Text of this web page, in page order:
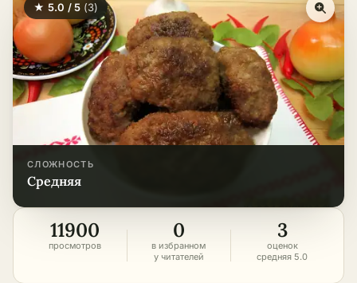
★ 5.0 / 5 (3)
СЛОЖНОСТЬ
средняя
11900
просмотров
0
в избранном
у читателей
3
оценок
средняя 5.0